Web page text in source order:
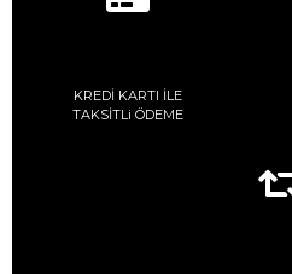
KREDİ KARTI İLE
TAKSİTLi ÖDEME